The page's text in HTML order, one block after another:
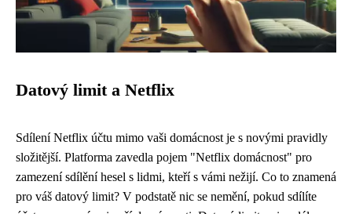
Datový limit a Netflix
Sdílení Netflix účtu mimo vaši domácnost je s novými pravidly
složitější. Platforma zavedla pojem "Netflix domácnost" pro
zamezení sdílění hesel s lidmi, kteří s vámi nežijí. Co to znamená
pro váš datový limit? V podstatě nic se nemění, pokud sdílíte